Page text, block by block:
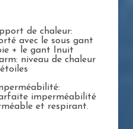
de chaleur:
avec le sous gant
+ le gant Inuit
niveau de chaleur
imperméabilité
et respirant.